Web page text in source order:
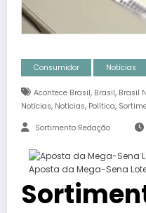
Consumidor Notícias
Acontece Brasil, Brasil, Brasil
Notícias, Notícias, Política,
Sortimento Redação
Aposta da Mega-Sena